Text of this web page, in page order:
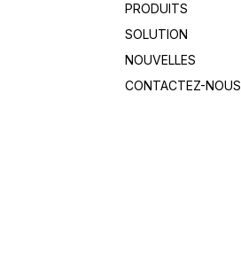
PRODUITS
SOLUTION
NOUVELLES
CONTACTEZ-NOUS